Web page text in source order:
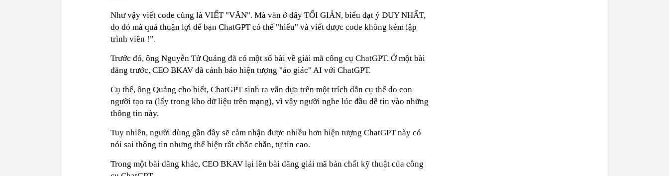
Như vậy viết code cũng là VIẾT "VĂN". Mà văn ở đây TỐI GIẢN, biểu đạt ý DUY NHẤT,
do đó mà quá thuận lợi để bạn ChatGPT có thể "hiểu" và viết được code không kém lập
trình viên !”.
Trước đó, ông Nguyễn Tử Quảng đã có một số bài về giải mã công cụ ChatGPT. Ở một bài
đăng trước, CEO BKAV đã cảnh báo hiện tượng "ảo giác" AI với ChatGPT.
Cụ thể, ông Quảng cho biết, ChatGPT sinh ra vẫn dựa trên một trích dẫn cụ thể do con
người tạo ra (lấy trong kho dữ liệu trên mạng), vì vậy người nghe lúc đầu dễ tin vào những
thông tin này.
Tuy nhiên, người dùng gần đây sẽ cảm nhận được nhiều hơn hiện tượng ChatGPT này có
nói sai thông tin nhưng thể hiện rất chắc chắn, tự tin cao.
Trong một bài đăng khác, CEO BKAV lại lên bài đăng giải mã bản chất kỹ thuật của công